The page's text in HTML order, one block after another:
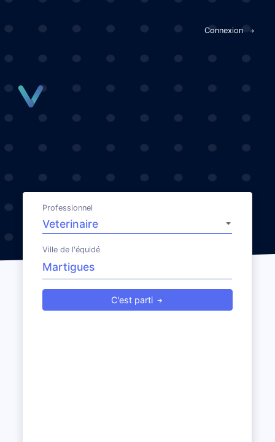
Connexion
Professionnel
Ville de l'équidé
C'est parti